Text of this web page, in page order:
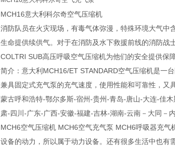
MCH16意大利科尔奇空气压缩机
消防队员在火灾现场，有毒气体弥漫，特殊环境大气
生命提供续供气。对于在消防及水下救援前线的消防战
COLTRI SUB高压呼吸空气压缩机为他们的安全提供保
简介：意大利MCH16/ET STANDARD空气压缩机是一
兼具固定式充气泵的充气速度，使用性能和可靠性，
蒙古呼和浩特-鄂尔多斯-宿州-贵州-青岛-唐山-大连-佳
肃-四川-广东-广西-安徽-福建-吉林-湖南-云南－大同－
MCH6空气压缩机 MCH6空气充气泵 MCH6呼吸器充
设备的动力，所以属于动力设备。还有很多生活中也有